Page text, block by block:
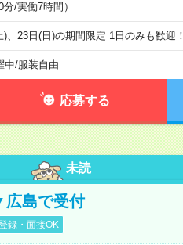
/実働7時間）
、23日(日)の期間限定 1日のみも歓迎！
中/服装自由
応募する
未読
島で受付
録・面接OK